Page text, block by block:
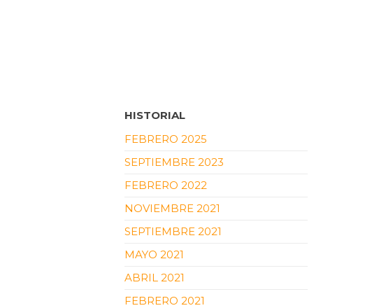
HISTORIAL
FEBRERO 2025
SEPTIEMBRE 2023
FEBRERO 2022
NOVIEMBRE 2021
SEPTIEMBRE 2021
MAYO 2021
ABRIL 2021
FEBRERO 2021